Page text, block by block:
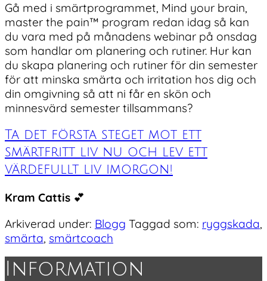
Gå med i smärtprogrammet, Mind your brain,
master the pain™ program redan idag så kan
du vara med på månadens webinar på onsdag
som handlar om planering och rutiner. Hur kan
du skapa planering och rutiner för din semester
för att minska smärta och irritation hos dig och
din omgivning så att ni får en skön och
minnesvärd semester tillsammans?
Ta det första steget mot ett
smärtfritt liv nu och lev ett
värdefullt liv imorgon!
Kram Cattis 💕
Arkiverad under: Blogg Taggad som: ryggskada,
smärta, smärtcoach
Footer
Information